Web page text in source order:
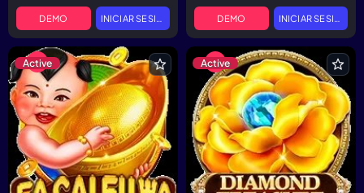
DEMO INICIAR SESIÓN DEMO INICIAR SESIÓN
Active Active